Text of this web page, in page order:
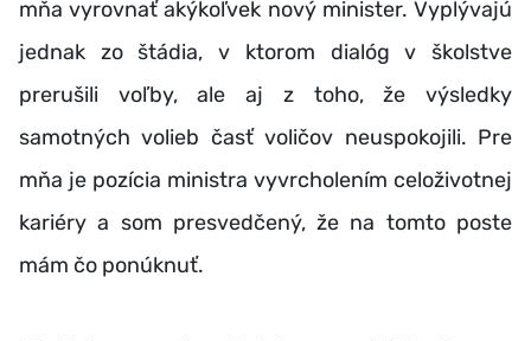
mňa vyrovnať akýkoľvek nový minister. Vyplývajú
jednak zo štádia, v ktorom dialóg v školstve
prerušili voľby, ale aj z toho, že výsledky
samotných volieb časť voličov neuspokojili. Pre
mňa je pozícia ministra vyvrcholením celoživotnej
kariéry a som presvedčený, že na tomto poste
mám čo ponúknuť.